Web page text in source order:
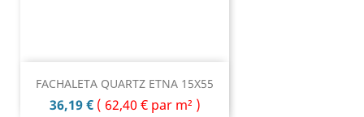
FACHALETA QUARTZ ETNA 15X55
Prix
36,19 € ( 62,40 € par m² )